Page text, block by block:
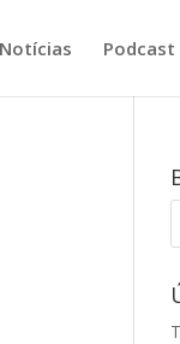
Notícias Podcast